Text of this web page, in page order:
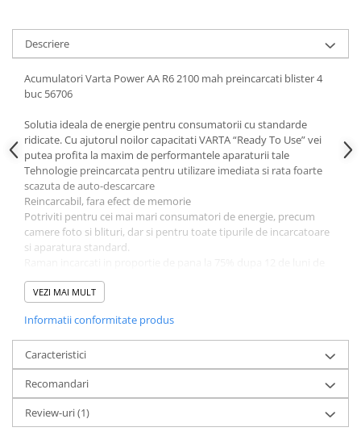
Descriere
Acumulatori Varta Power AA R6 2100 mah preincarcati blister 4
buc 56706
Solutia ideala de energie pentru consumatorii cu standarde
ridicate. Cu ajutorul noilor capacitati VARTA “Ready To Use” vei
putea profita la maxim de performantele aparaturii tale
Tehnologie preincarcata pentru utilizare imediata si rata foarte
scazuta de auto-descarcare
Reincarcabil, fara efect de memorie
Potriviti pentru cei mai mari consumatori de energie, precum
camere foto si blituri, dar si pentru toate tipurile de incarcatoare
si aparatura standard.
depozitare (fara a fi utilizati)
Tip VARTA 56706
Referinta IEC HR06
Dimensiune AA(R4)
Lungime 14.5mm
Diametru 50.5mm
Greutate 29.0 gr
Sistem electrochimic Nickel Metal Hidrid (NI-MH)
Capacitate 800mAh
VEZI MAI MULT
Informatii conformitate produs
Caracteristici
Recomandari
Review-uri(1)